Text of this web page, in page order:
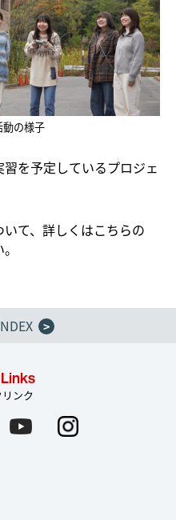
動の様子
を予定しているプロジェ
て、詳しくはこちらの
>
ンク